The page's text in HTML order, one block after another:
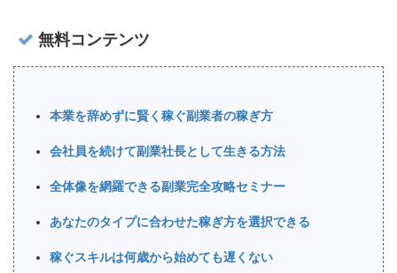
無料コンテンツ
本業を辞めずに賢く稼ぐ副業者の稼ぎ方
会社員を続けて副業社長として生きる方法
全体像を網羅できる副業完全攻略セミナー
あなたのタイプに合わせた稼ぎ方を選択できる
稼ぐスキルは何歳から始めても遅くない